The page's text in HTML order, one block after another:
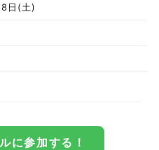
日(土)
に参加する！